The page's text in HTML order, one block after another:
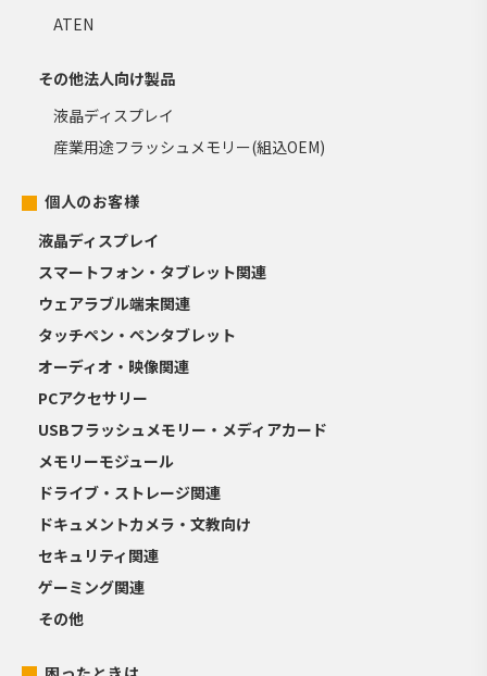
ATEN
その他法人向け製品
液晶ディスプレイ
産業用途フラッシュメモリー(組込OEM)
個人のお客様
液晶ディスプレイ
スマートフォン・タブレット関連
ウェアラブル端末関連
タッチペン・ペンタブレット
オーディオ・映像関連
PCアクセサリー
USBフラッシュメモリー・メディアカード
メモリーモジュール
ドライブ・ストレージ関連
ドキュメントカメラ・文教向け
セキュリティ関連
ゲーミング関連
その他